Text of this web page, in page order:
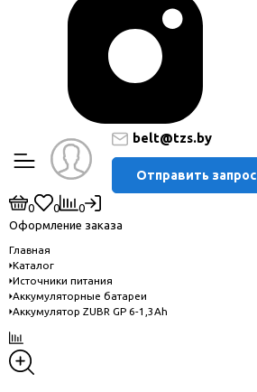
belt@tzs.by
Отправить запрос
0 0
0
Оформление заказа
Главная
Каталог
Источники питания
Аккумуляторные батареи
Аккумулятор ZUBR GP 6-1,3Ah